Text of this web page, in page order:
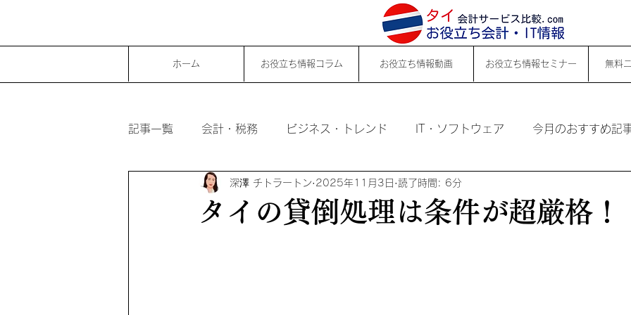
ホーム お役立ち情報コラム お役立ち情報動画 お役立ち情報セミナー 無料
記事一覧 会計・税務 ビジネス・トレンド IT・ソフトウェア 今月のおすすめ記
タイの貸倒処理は条件が超厳格！
深澤 チトラートン 2025年11月3日 読了時間: 6分